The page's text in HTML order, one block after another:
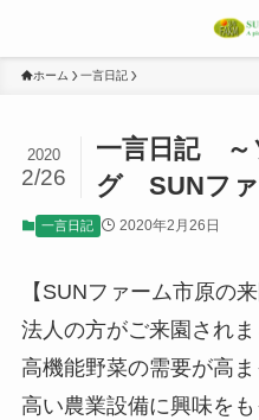
ホーム 一言日記
一言日記 ～
グ SUNファ
2020
2/26
一言日記 2020年2月26日
【SUNファーム市原の
法人の方がご来園されま
高機能野菜の需要が高
高い農業設備に興味をも